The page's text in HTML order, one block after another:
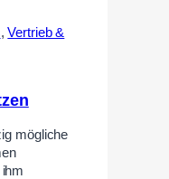
,Vertrieb &
mögliche